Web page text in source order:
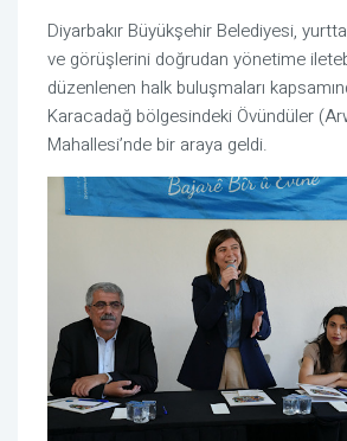
Diyarbakır Büyükşehir Belediyesi,
ve görüşlerini doğrudan yönetime
düzenlenen halk buluşmaları
Karacadağ bölgesindeki Övündüler
Mahallesi’nde bir araya geldi.